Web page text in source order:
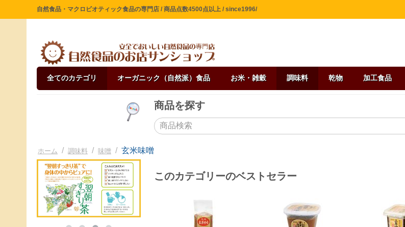
自然食品・マクロビオティック食品の専門店 / 商品点数4500点以上 / since1996/
全てのカテゴリ オーガニック（自然派）食品 お米・雑穀 調味料 乾物 加工食品
商品を探す
ホーム / 調味料 / 味噌 / 玄米味噌
このカテゴリーのベストセラー